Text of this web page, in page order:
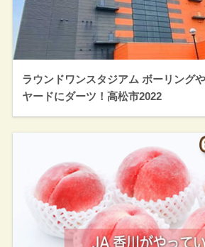
ラウンドワンスタジアム ボーリング
ヤードにダーツ！高松市2022